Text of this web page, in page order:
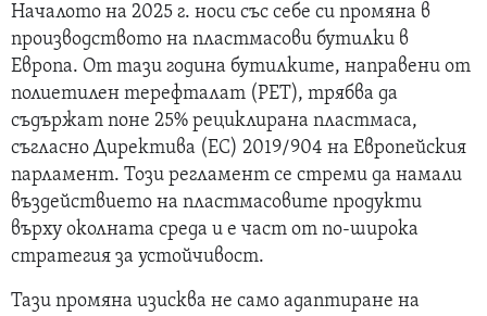
Началото на 2025 г. носи със себе си промяна в
производството на пластмасови бутилки в
Европа. От тази година бутилките, направени от
полиетилен терефталат (PET), трябва да
съдържат поне 25% рециклирана пластмаса,
съгласно Директива (ЕС) 2019/904 на Европейския
парламент. Този регламент се стреми да намали
въздействието на пластмасовите продукти
върху околната среда и е част от по-широка
стратегия за устойчивост.
Тази промяна изисква не само адаптиране на